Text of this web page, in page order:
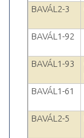
BAVÁL2-3
BAVÁL1-92
BAVÁL1-93
BAVÁL1-61
BAVÁL2-5